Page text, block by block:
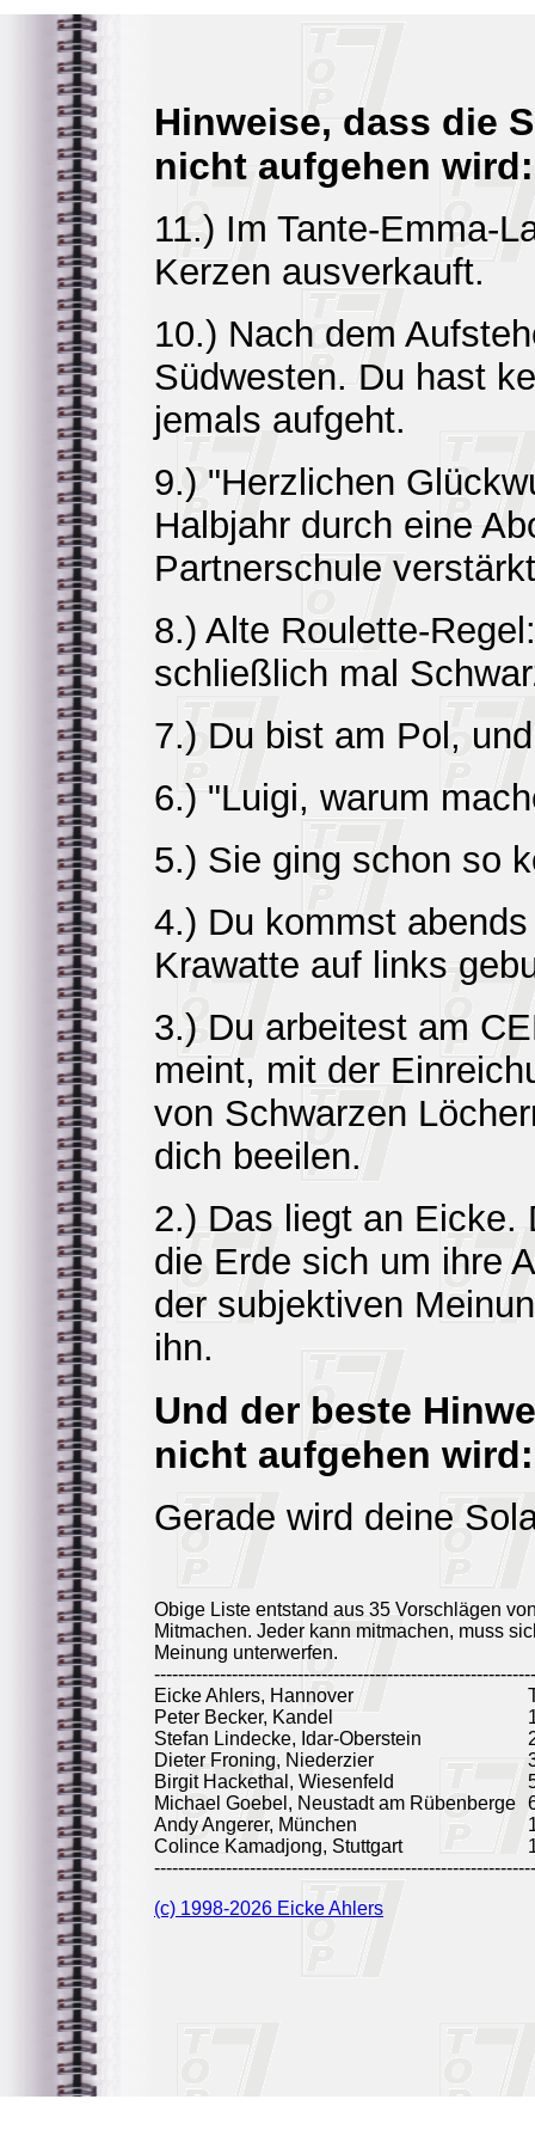
Hinweise, dass die
nicht aufgehen wird:
11.) Im Tante-Emma-
Kerzen ausverkauft.
10.) Nach dem
Südwesten. Du hast
jemals aufgeht.
9.) "Herzlichen
Halbjahr durch eine
Partnerschule
8.) Alte Roulette-
schließlich mal
7.) Du bist am Pol,
6.) "Luigi, warum
5.) Sie ging schon so
4.) Du kommst
Krawatte auf links
3.) Du arbeitest am
meint, mit der
von Schwarzen
dich beeilen.
2.) Das liegt an Eicke.
die Erde sich um ihre
der subjektiven
ihn.
Und der beste
nicht aufgehen wird:
Gerade wird deine
Obige Liste entstand aus 35 Vorschlägen
Mitmachen. Jeder kann mitmachen, muss
Meinung unterwerfen.
Eicke Ahlers, Hannover
Peter Becker, Kandel
Stefan Lindecke, Idar-Oberstein
Dieter Froning, Niederzier
Birgit Hackethal, Wiesenfeld
Michael Goebel, Neustadt am Rübenberge
Andy Angerer, München
Colince Kamadjong, Stuttgart
(c) 1998-2026 Eicke Ahlers